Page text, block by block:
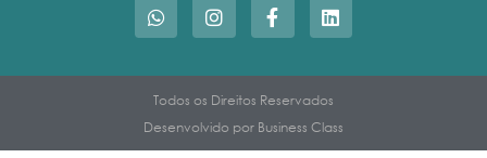
Todos os Direitos Reservados
Desenvolvido por Business Class